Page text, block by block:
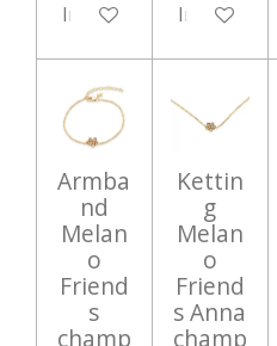
In winkelwagenIn
Armba
nd
Melan
o
Friend
s
champ
Kettin
g
Melan
o
Friend
s Anna
champ